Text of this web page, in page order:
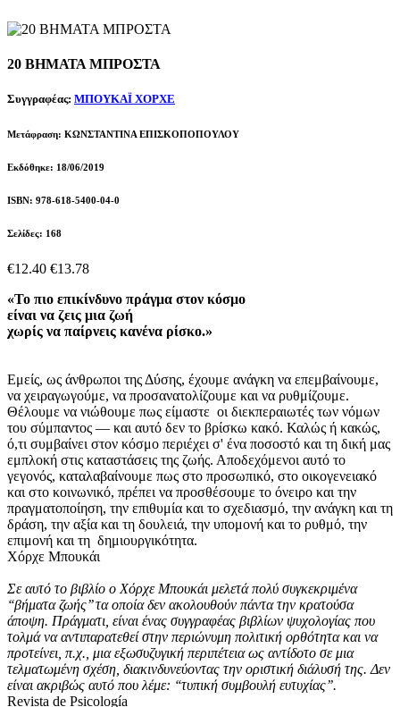
20 ΒΗΜΑΤΑ ΜΠΡΟΣΤΑ
Συγγραφέας: ΜΠΟΥΚΑΪ ΧΟΡΧΕ
Μετάφραση: ΚΩΝΣΤΑΝΤΙΝΑ ΕΠΙΣΚΟΠΟΠΟΥΛΟΥ
Εκδόθηκε: 18/06/2019
ISBN: 978-618-5400-04-0
Σελίδες: 168
€12.40 €13.78
«Το πιο επικίνδυνο πράγμα στον κόσμο
είναι να ζεις μια ζωή
χωρίς να παίρνεις κανένα ρίσκο.»
Εμείς, ως άνθρωποι της Δύσης, έχουμε ανάγκη να επεμβαίνουμε,
να χειραγωγούμε, να προσανατολίζουμε και να ρυθμίζουμε.
Θέλουμε να νιώθουμε πως είμαστε οι διεκπεραιωτές των νόμων
του σύμπαντος — και αυτό δεν το βρίσκω κακό. Καλώς ή κακώς,
ό,τι συμβαίνει στον κόσμο περιέχει σ' ένα ποσοστό και τη δική μας
εμπλοκή στις καταστάσεις της ζωής. Αποδεχόμενοι αυτό το
γεγονός, καταλαβαίνουμε πως στο προσωπικό, στο οικογενειακό
και στο κοινωνικό, πρέπει να προσθέσουμε το όνειρο και την
πραγματοποίηση, την επιθυμία και το σχεδιασμό, την ανάγκη και τη
δράση, την αξία και τη δουλειά, την υπομονή και το ρυθμό, την
επιμονή και τη δημιουργικότητα.
Χόρχε Μπουκάι
Σε αυτό το βιβλίο ο Χόρχε Μπουκάι μελετά πολύ συγκεκριμένα
‘‘βήματα ζωής’’ τα οποία δεν ακολουθούν πάντα την κρατούσα
άποψη. Πράγματι, είναι ένας συγγραφέας βιβλίων ψυχολογίας που
τολμά να αντιπαρατεθεί στην περιώνυμη πολιτική ορθότητα και να
προτείνει, π.χ., μια εξωσυζυγική περιπέτεια ως αντίδοτο σε μια
τελματωμένη σχέση, διακινδυνεύοντας την οριστική διάλυσή της. Δεν
είναι ακριβώς αυτό που λέμε: ‘‘τυπική συμβουλή ευτυχίας’’.
Revista de Psicología